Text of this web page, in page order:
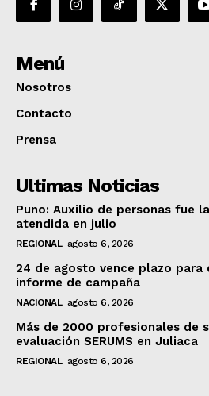
Menú
Nosotros
Contacto
Prensa
Ultimas Noticias
Puno: Auxilio de personas fue
atendida en julio
REGIONAL agosto 6, 2026
24 de agosto vence plazo para
informe de campaña
NACIONAL agosto 6, 2026
Más de 2000 profesionales de
evaluación SERUMS en Juliaca
REGIONAL agosto 6, 2026